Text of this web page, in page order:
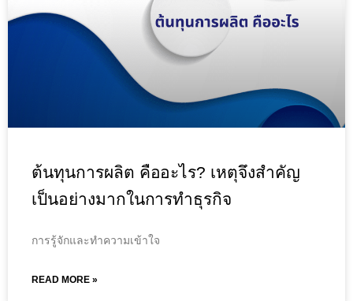
ต้นทุนการผลิต คืออะไร? เหตุจึงสำคัญ
เป็นอย่างมากในการทำธุรกิจ
การรู้จักและทำความเข้าใจ
READ MORE »